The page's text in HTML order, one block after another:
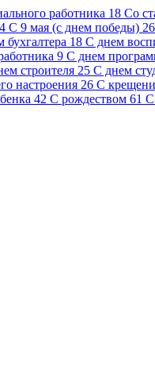
работника 18 Cо
С 9 мая (с днем победы) 26
бухгалтера 18 С днем
9 С днем
строителя 25 С днем
настроения 26 С
42 С рождеством 61 С